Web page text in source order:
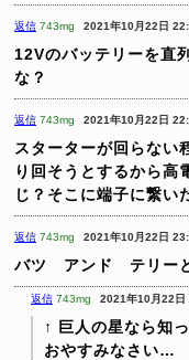
返信 743mg 2021年10月22日
12Vのバッテリーを直
な？
返信 743mg 2021年10月22日
スターターが回らない
り回そうとするから高
じ？そこに端子に繋い
返信 743mg 2021年10月22日
バツ アンド テリーと
返信 743mg 2021年10月22日
↑ 巨人の星なら知
おやすみなさい…